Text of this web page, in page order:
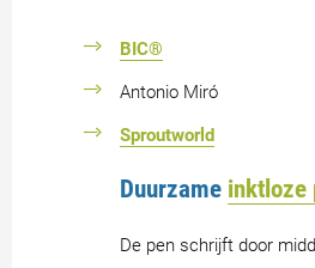
BIC®
Antonio Miró
Sproutworld
Duurzame inktloze
De pen schrijft door